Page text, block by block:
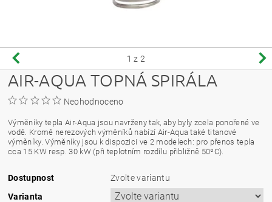
1 z 2
AIR-AQUA TOPNÁ SPIRÁLA
Neohodnoceno
Výměníky tepla Air-Aqua jsou navrženy tak, aby byly zcela ponořené ve
vodě. Kromě nerezových výměníků nabízí Air-Aqua také titanové
výměníky. Výměníky jsou k dispozici ve 2 modelech: pro přenos tepla
cca 15 KW resp. 30 kW (při teplotním rozdílu přibližně 50ºC).
Dostupnost
Zvolte variantu
Varianta